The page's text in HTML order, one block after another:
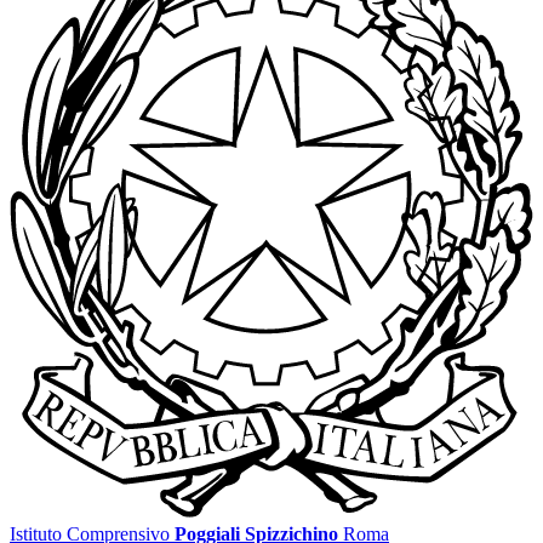
Istituto Comprensivo Poggiali Spizzichino Roma